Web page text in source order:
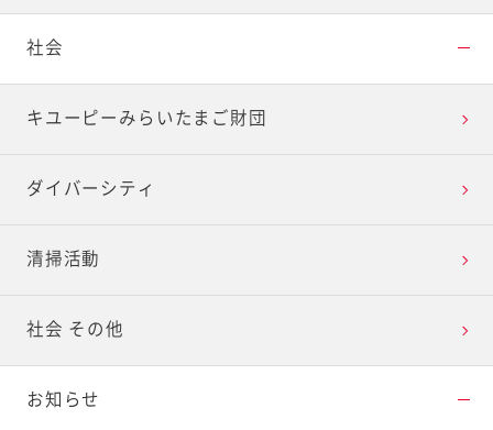
社会
キユーピーみらいたまご財団
ダイバーシティ
清掃活動
社会 その他
お知らせ